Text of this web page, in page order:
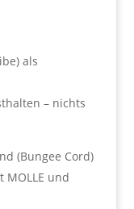
als
– nichts
(Bungee Cord)
und